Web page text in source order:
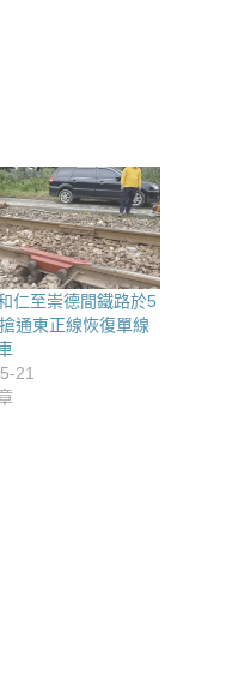
仁至崇德間鐵路於5
通東正線恢復單線
21